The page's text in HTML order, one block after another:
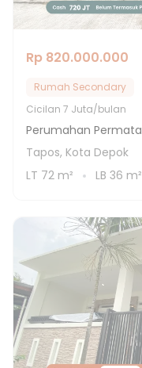
Rp 820.000.000
Rumah Secondary
Cicilan 7 Juta/bulan
Perumahan
Tapos, Kota Depok
LT 72 m² LB 36 m²